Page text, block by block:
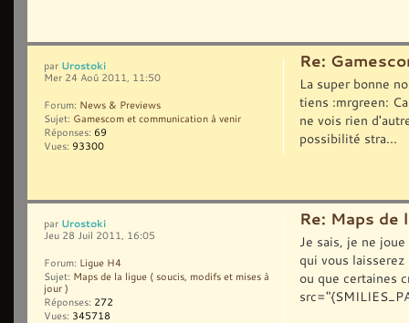
Re:
La super bonne
tiens :mrgreen:
ne vois rien
possibilité stra...
par Urostoki
Mer 24 Aoû 2011, 11:50
Forum: News & Previews
Sujet: Gamescom et communication à venir
Réponses: 69
Vues: 93300
Re: Maps de
Je sais, je ne
qui vous
ou que certaines
par Urostoki
Jeu 28 Juil 2011, 16:05
Forum: Ligue H4
Sujet: Maps de la ligue ( soucis, modifs et mises à
jour )
Réponses: 272
Vues: 345718